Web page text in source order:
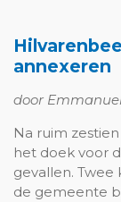
annexeren
door
Na ruim
het doek voor
gevallen.
de gemeente